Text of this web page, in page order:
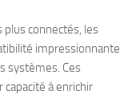
plus connectés, les
impressionnante
systèmes. Ces
à enrichir